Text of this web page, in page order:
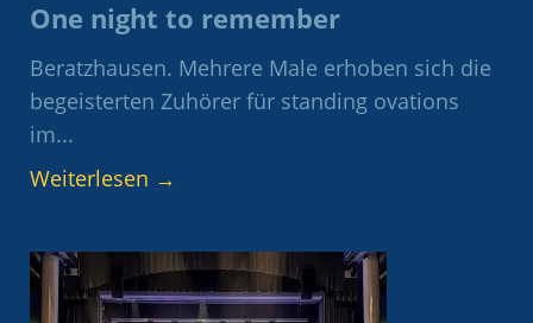
One night to remember
Beratzhausen. Mehrere Male erhoben sich die
begeisterten Zuhörer für standing ovations
im...
Weiterlesen →